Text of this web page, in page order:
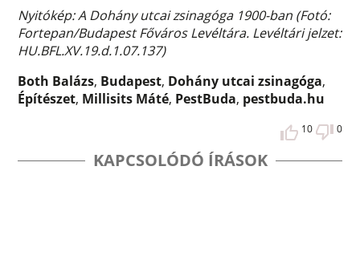
Nyitókép: A Dohány utcai zsinagóga 1900-ban (Fotó:
Fortepan/Budapest Főváros Levéltára. Levéltári jelzet:
HU.BFL.XV.19.d.1.07.137)
Both Balázs, Budapest, Dohány utcai zsinagóga,
Építészet, Millisits Máté, PestBuda, pestbuda.hu
10 0
KAPCSOLÓDÓ ÍRÁSOK